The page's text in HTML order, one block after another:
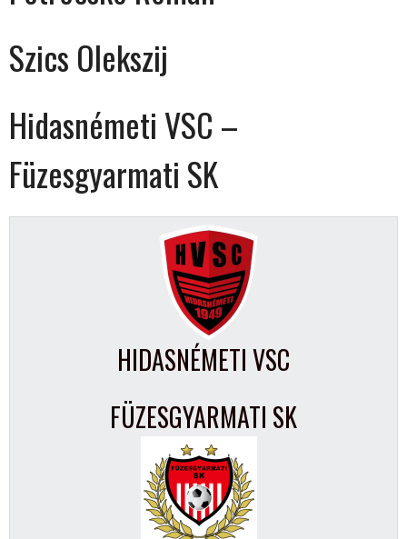
Szics Olekszij
Hidasnémeti VSC –
Füzesgyarmati SK
HIDASNÉMETI VSC
FÜZESGYARMATI SK